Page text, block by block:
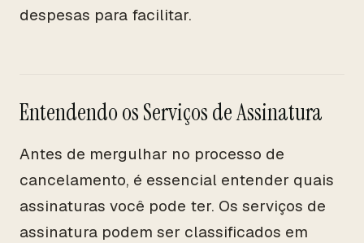
despesas para facilitar.
Entendendo os Serviços de Assinatura
Antes de mergulhar no processo de
cancelamento, é essencial entender quais
assinaturas você pode ter. Os serviços de
assinatura podem ser classificados em